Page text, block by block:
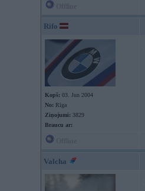
Rifo
Kopš: 03. Jun 2004
No: Rīga
Ziņojumi: 3829
Braucu ar:
Valcha